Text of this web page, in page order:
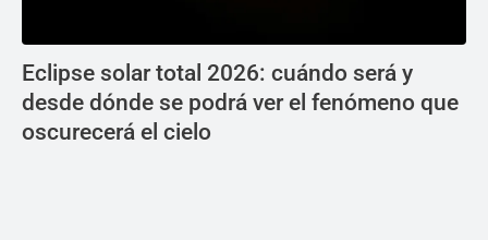
Eclipse solar total 2026: cuándo será y
desde dónde se podrá ver el fenómeno que
oscurecerá el cielo